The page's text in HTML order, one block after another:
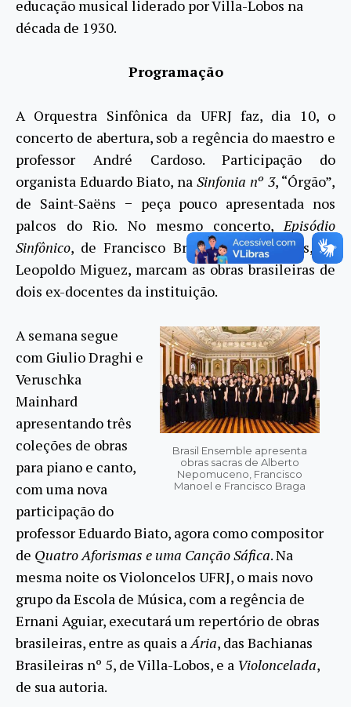
educação musical liderado por Villa-Lobos na
década de 1930.
Programação
A Orquestra Sinfônica da UFRJ faz, dia 10, o
concerto de abertura, sob a regência do maestro e
professor André Cardoso. Participação do
organista Eduardo Biato, na Sinfonia nº 3, “Órgão”,
de Saint-Saëns − peça pouco apresentada nos
palcos do Rio. No mesmo concerto, Episódio
Sinfônico, de Francisco Braga e Prometheus, de
Leopoldo Miguez, marcam as obras brasileiras de
dois ex-docentes da instituição.
Brasil Ensemble apresenta
obras sacras de Alberto
Nepomuceno, Francisco
Manoel e Francisco Braga
A semana segue
com Giulio Draghi e
Veruschka
Mainhard
apresentando três
coleções de obras
para piano e canto,
com uma nova
participação do
professor Eduardo Biato, agora como compositor
de Quatro Aforismas e uma Canção Sáfica. Na
mesma noite os Violoncelos UFRJ, o mais novo
grupo da Escola de Música, com a regência de
Ernani Aguiar, executará um repertório de obras
brasileiras, entre as quais a Ária, das Bachianas
Brasileiras nº 5, de Villa-Lobos, e a Violoncelada,
de sua autoria.